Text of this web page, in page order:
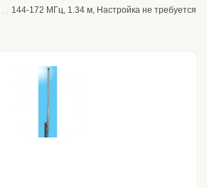
144-172 МГц, 1.34 м, Настройка не требуется